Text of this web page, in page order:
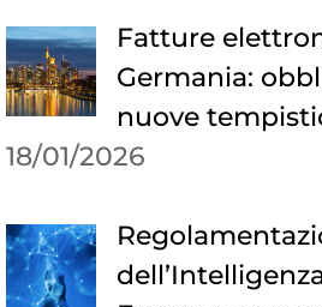
Fatture
Germania:
nuove
18/01/2026